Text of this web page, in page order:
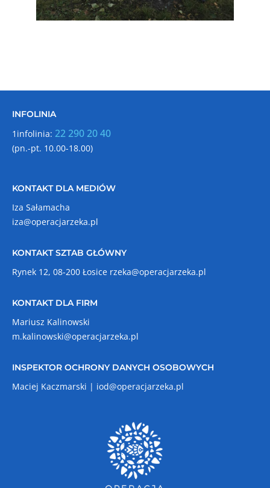
INFOLINIA
1infolinia: 22 290 20 40
(pn.-pt. 10.00-18.00)
KONTAKT DLA MEDIÓW
Iza Sałamacha
iza@operacjarzeka.pl
KONTAKT SZTAB GŁÓWNY
Rynek 12, 08-200 Łosice rzeka@operacjarzeka.pl
KONTAKT DLA FIRM
Mariusz Kalinowski
m.kalinowski@operacjarzeka.pl
INSPEKTOR OCHRONY DANYCH OSOBOWYCH
Maciej Kaczmarski | iod@operacjarzeka.pl